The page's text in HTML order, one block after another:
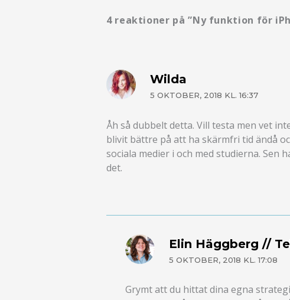
4 reaktioner på ”Ny funktion för
Wilda
5 OKTOBER, 2018 KL. 16:37
Åh så dubbelt detta. Vill testa men vet
blivit bättre på att ha skärmfri tid ändå
sociala medier i och med studierna.
det.
Elin Häggberg //
5 OKTOBER, 2018 KL. 17:08
Grymt att du hittat dina egna